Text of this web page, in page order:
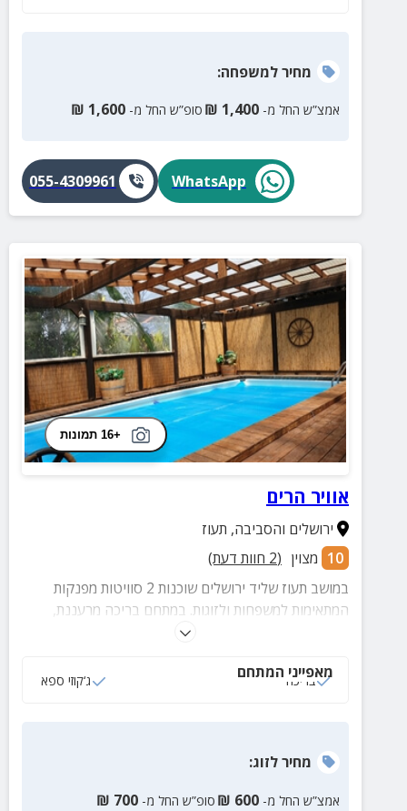
מחירלמשפחה:
אמצ”ש החל מ- 1,400
₪ סופ”ש החל מ- 1,600
₪
WhatsApp
055-4309961
+16 תמונות
אוויר הרים
ירושלים והסביבה, תעוז
10 מצוין (
2 חוות דעת)
במושב תעוז שליד ירושלים שוכנות 2 סוויטות מפנקות
המתאימות למשפחות ולזוגות. במתחם בריכה מרעננת,
ג'קוזי ספא ונוף הרים עוצר נשימה.
מאפייני המתחם
בריכה ג‘קוזי ספא
מחירלזוג:
אמצ”ש החל מ- 600
₪ סופ”ש החל מ- 700
₪